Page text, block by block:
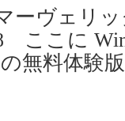
ーヴェリ
ここに
無料体験